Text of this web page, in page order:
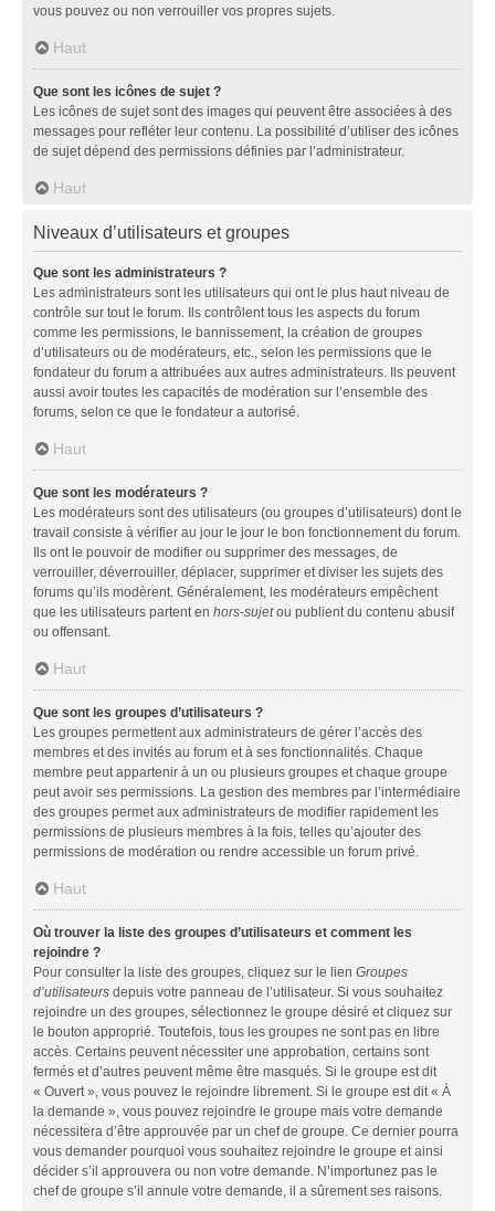
vous pouvez ou non verrouiller vos propres sujets.
Haut
Que sont les icônes de sujet ?
Les icônes de sujet sont des images qui peuvent être associées à des
messages pour refléter leur contenu. La possibilité d’utiliser des icônes
de sujet dépend des permissions définies par l’administrateur.
Haut
Niveaux d’utilisateurs et groupes
Que sont les administrateurs ?
Les administrateurs sont les utilisateurs qui ont le plus haut niveau de
contrôle sur tout le forum. Ils contrôlent tous les aspects du forum
comme les permissions, le bannissement, la création de groupes
d’utilisateurs ou de modérateurs, etc., selon les permissions que le
fondateur du forum a attribuées aux autres administrateurs. Ils peuvent
aussi avoir toutes les capacités de modération sur l’ensemble des
forums, selon ce que le fondateur a autorisé.
Haut
Que sont les modérateurs ?
Les modérateurs sont des utilisateurs (ou groupes d’utilisateurs) dont le
travail consiste à vérifier au jour le jour le bon fonctionnement du forum.
Ils ont le pouvoir de modifier ou supprimer des messages, de
verrouiller, déverrouiller, déplacer, supprimer et diviser les sujets des
forums qu’ils modèrent. Généralement, les modérateurs empêchent
que les utilisateurs partent en hors-sujetou publient du contenu abusif
ou offensant.
Haut
Que sont les groupes d’utilisateurs ?
Les groupes permettent aux administrateurs de gérer l’accès des
membres et des invités au forum et à ses fonctionnalités. Chaque
membre peut appartenir à un ou plusieurs groupes et chaque groupe
peut avoir ses permissions. La gestion des membres par l’intermédiaire
des groupes permet aux administrateurs de modifier rapidement les
permissions de plusieurs membres à la fois, telles qu’ajouter des
permissions de modération ou rendre accessible un forum privé.
Haut
Où trouver la liste des groupes d’utilisateurs et comment les
rejoindre ?
Pour consulter la liste des groupes, cliquez sur le lien Groupes
d’utilisateurs depuis votre panneau de l’utilisateur. Si vous souhaitez
rejoindre un des groupes, sélectionnez le groupe désiré et cliquez sur
le bouton approprié. Toutefois, tous les groupes ne sont pas en libre
accès. Certains peuvent nécessiter une approbation, certains sont
fermés et d’autres peuvent même être masqués. Si le groupe est dit
« Ouvert », vous pouvez le rejoindre librement. Si le groupe est dit « À
la demande », vous pouvez rejoindre le groupe mais votre demande
nécessitera d’être approuvée par un chef de groupe. Ce dernier pourra
vous demander pourquoi vous souhaitez rejoindre le groupe et ainsi
décider s’il approuvera ou non votre demande. N’importunez pas le
chef de groupe s’il annule votre demande, il a sûrement ses raisons.